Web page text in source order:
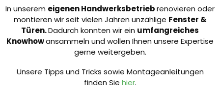
In unserem eigenen Handwerksbetriebrenovieren oder
montieren wir seit vielen Jahren unzählige Fenster &
Türen.Dadurch konnten wir ein umfangreiches
Knowhowansammeln und wollen Ihnen unsere Expertise
gerne weitergeben.
Unsere Tipps und Tricks sowie Montageanleitungen
finden Sie hier.